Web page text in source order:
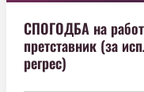
СПОГОДБА на
претставник (за
регрес)